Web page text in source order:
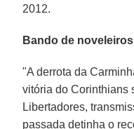
2012.
Bando de noveleiros
"A derrota da
vitória do Corinthians
Libertadores,
passada detinha o